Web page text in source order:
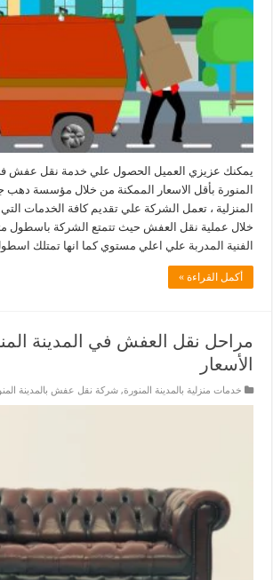
يمكنك عزيزي العميل الحصول علي خدمة نقل عفش
المنورة بأقل الاسعار الممكنة من خلال مؤسسة
المنزلية ، تعمل الشركة علي تقديم كافة الخدمات التي
خلال عملية نقل العفش حيث تتمتع الشركة باسطول
الفنية المدربة علي اعلي مستوي كما انها تمتلك
أكمل القراءة »
مراحل نقل العفش في المدينة
الأسعار
خدمات منزلية بالمدينة المنورة,شركة نقل عفش بالمدينة